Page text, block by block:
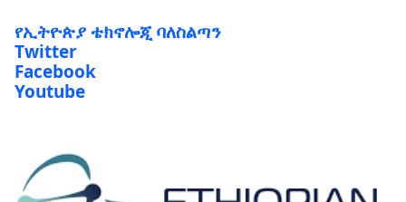
የኢትዮጵያ ቴክኖሎጂ ባለስልጣን
Twitter
Facebook
Youtube